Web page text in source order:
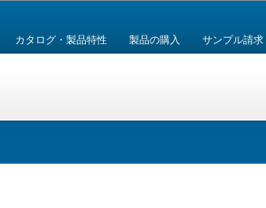
カタログ・製品特性 製品の購入 サンプル請求